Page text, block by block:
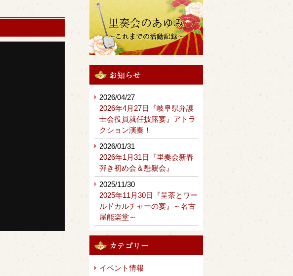
2026/04/27
2026年4月27日『岐阜県弁護
士会役員就任披露宴』アトラ
クション演奏！
2026/01/31
2026年1月31日『里奏会新春
弾き初め会＆懇親会』
2025/11/30
2025年11月30日『呈茶とワー
ルドカルチャーの宴』～名古
屋能楽堂～
イベント情報